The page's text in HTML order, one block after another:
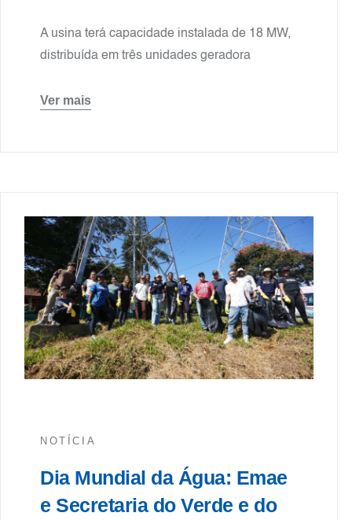
A usina terá capacidade instalada de 18 MW,
distribuída em três unidades geradora
Ver mais
NOTÍCIA
Dia Mundial da Água: Emae
e Secretaria do Verde e do